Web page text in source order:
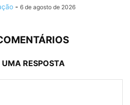
- 6 de agosto de 2026
UMA RESPOSTA